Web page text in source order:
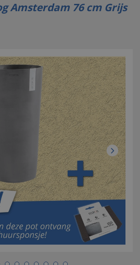
Amsterdam 76 cm Grijs